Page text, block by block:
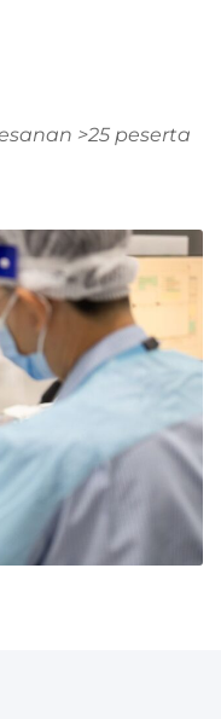
>25 peserta